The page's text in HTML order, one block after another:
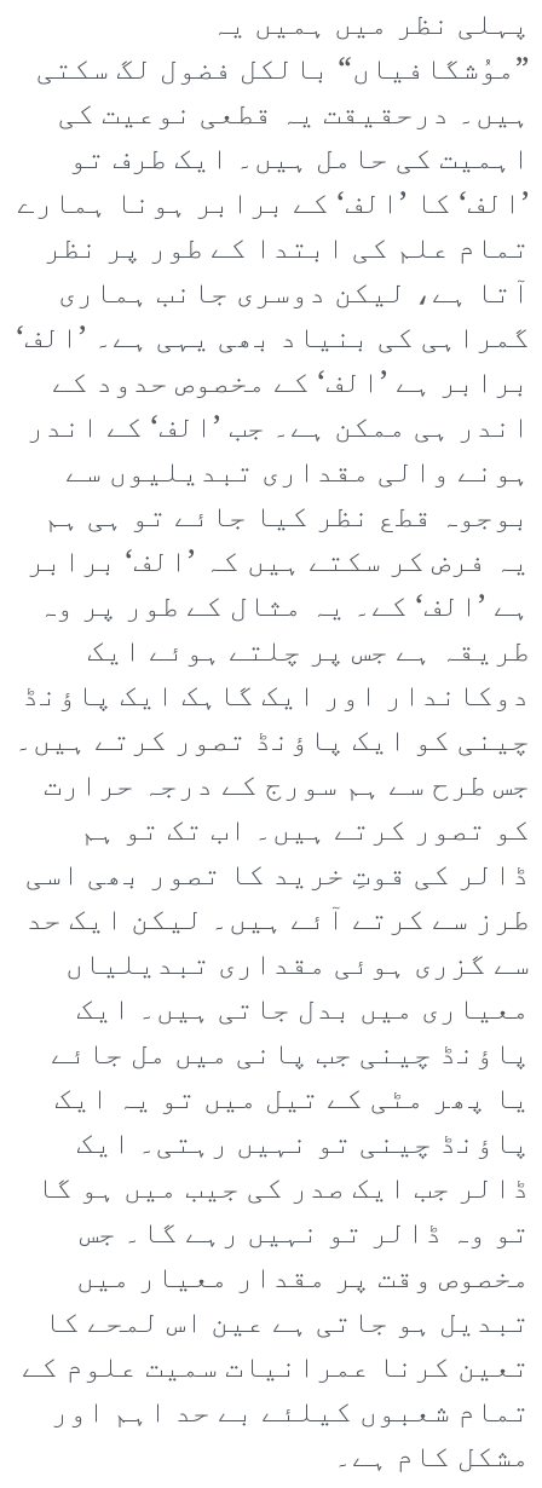
پہلی نظر میں ہمیں یہ
”موُشگافیاں“ بالکل فضول لگ سکتی
ہیں۔ درحقیقت یہ قطعی نوعیت کی
اہمیت کی حامل ہیں۔ ایک طرف تو
’الف‘ کا ’الف‘ کے برابر ہونا ہمارے
تمام علم کی ابتدا کے طور پر نظر
آتا ہے، لیکن دوسری جانب ہماری
گمراہی کی بنیاد بھی یہی ہے۔ ’الف‘
برابر ہے ’الف‘ کے مخصوص حدود کے
اندر ہی ممکن ہے۔ جب ’الف‘ کے اندر
ہونے والی مقداری تبدیلیوں سے
بوجوہ قطع نظر کیا جائے تو ہی ہم
یہ فرض کر سکتے ہیں کہ ’الف‘ برابر
ہے ’الف‘ کے۔ یہ مثال کے طور پر وہ
طریقہ ہے جس پر چلتے ہوئے ایک
دوکاندار اور ایک گاہک ایک پاؤنڈ
چینی کو ایک پاؤنڈ تصور کرتے ہیں۔
جس طرح سے ہم سورج کے درجہ حرارت
کو تصور کرتے ہیں۔ اب تک تو ہم
ڈالر کی قوتِ خرید کا تصور بھی اسی
طرز سے کرتے آئے ہیں۔ لیکن ایک حد
سے گزری ہوئی مقداری تبدیلیاں
معیاری میں بدل جاتی ہیں۔ ایک
پاؤنڈ چینی جب پانی میں مل جائے
یا پھر مٹی کے تیل میں تو یہ ایک
پاؤنڈ چینی تو نہیں رہتی۔ ایک
ڈالر جب ایک صدر کی جیب میں ہو گا
تو وہ ڈالر تو نہیں رہے گا۔ جس
مخصوص وقت پر مقدار معیار میں
تبدیل ہو جاتی ہے عین اس لمحے کا
تعین کرنا عمرانیات سمیت علوم کے
تمام شعبوں کیلئے بے حد اہم اور
مشکل کام ہے۔